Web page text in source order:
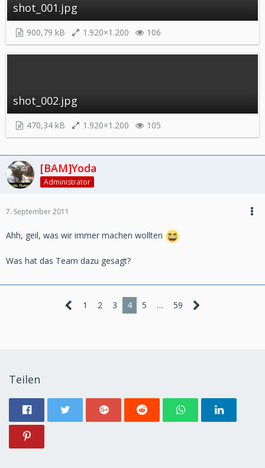
shot_001.jpg
900,79 kB 1.920×1.200 106
shot_002.jpg
470,34 kB 1.920×1.200 105
[BAM]Yoda
Administrator
7. September 2011
Ahh, geil, was wir immer machen wollten
Was hat das Team dazu gesagt?
1 2 3 4 5 … 59
Teilen